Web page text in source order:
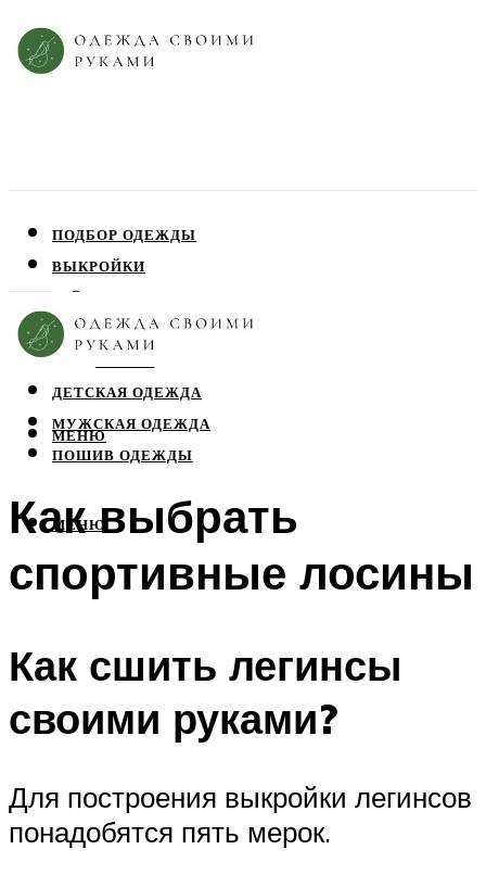
ПОДБОР ОДЕЖДЫ
ВЫКРОЙКИ
ЮБКИ
ДЕТСКАЯ ОДЕЖДА
МУЖСКАЯ ОДЕЖДА
ПОШИВ ОДЕЖДЫ
МЕНЮ
МЕНЮ
Как выбрать
спортивные лосины
Как сшить легинсы
своими руками?
Для построения выкройки легинсов
понадобятся пять мерок.